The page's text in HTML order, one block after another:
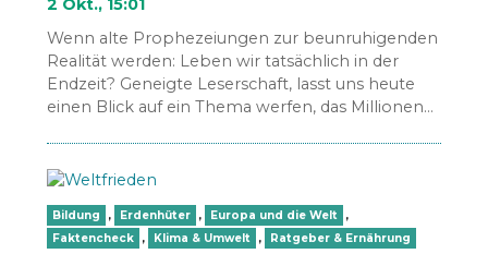
2 Okt., 15:01
Wenn alte Prophezeiungen zur beunruhigenden
Realität werden: Leben wir tatsächlich in der
Endzeit? Geneigte Leserschaft, lasst uns heute
einen Blick auf ein Thema werfen, das Millionen
Bildung , Erdenhüter , Europa und die Welt
,
Faktencheck
, Klima & Umwelt , Ratgeber & Ernährung